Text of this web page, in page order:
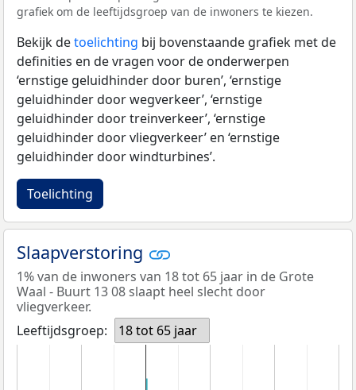
grafiek om de leeftijdsgroep van de inwoners te kiezen.
Bekijk detoelichting bij bovenstaande grafiek met de
definities en de vragen voor de onderwerpen
‘ernstige geluidhinder door buren’, ‘ernstige
geluidhinder door wegverkeer’, ‘ernstige
geluidhinder door treinverkeer’, ‘ernstige
geluidhinder door vliegverkeer’ en ‘ernstige
geluidhinder door windturbines’.
Toelichting
Slaapverstoring
1% van de inwoners van 18 tot 65 jaar in de Grote
Waal - Buurt 13 08 slaapt heel slecht door
vliegverkeer.
Leeftijdsgroep:
18 tot 65 jaar